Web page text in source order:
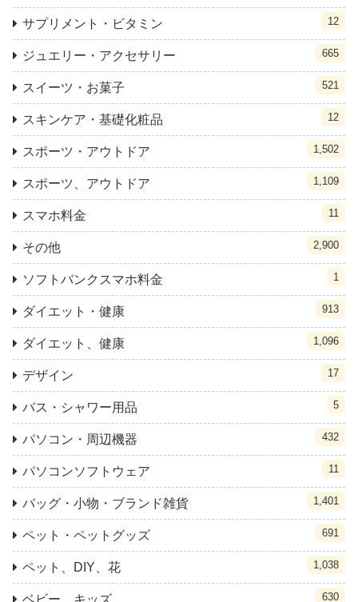
サプリメント・ビタミン 12
ジュエリー・アクセサリー 665
スイーツ・お菓子 521
スキンケア・基礎化粧品 12
スポーツ・アウトドア 1,502
スポーツ、アウトドア 1,109
スマホ料金 11
その他 2,900
ソフトバンクスマホ料金 1
ダイエット・健康 913
ダイエット、健康 1,096
デザイン 17
バス・シャワー用品 5
パソコン・周辺機器 432
パソコンソフトウェア 11
バッグ・小物・ブランド雑貨 1,401
ペット・ペットグッズ 691
ペット、DIY、花 1,038
630